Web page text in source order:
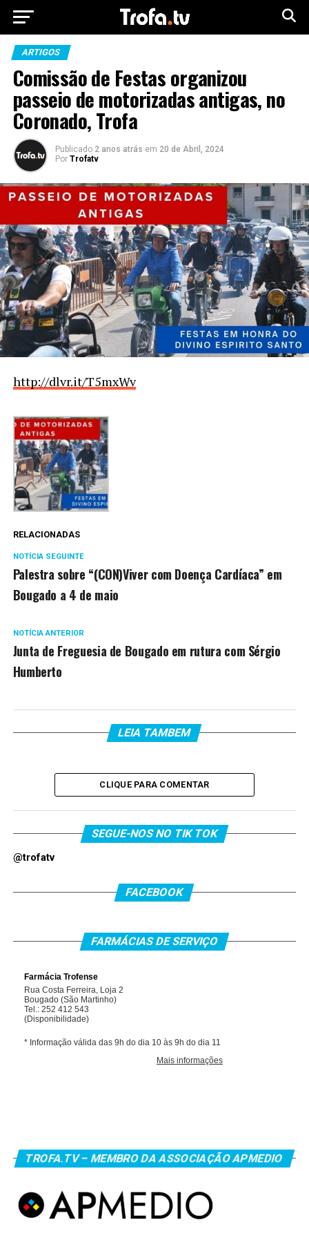
ARTIGOS
Comissão de Festas organizou
passeio de motorizadas antigas, no
Coronado, Trofa
Publicado 2 anos atrás em 20 de Abril, 2024
Por Trofatv
http://dlvr.it/T5mxWv
RELACIONADAS
NOTÍCIA SEGUINTE
Palestra sobre “(CON)Viver com Doença Cardíaca” em
Bougado a 4 de maio
NOTÍCIA ANTERIOR
Junta de Freguesia de Bougado em rutura com Sérgio
Humberto
LEIA TAMBEM
CLIQUE PARA COMENTAR
SEGUE-NOS NO TIK TOK
@trofatv
FACEBOOK
FARMÁCIAS DE SERVIÇO
TROFA.TV – MEMBRO DA ASSOCIAÇÃO APMEDIO